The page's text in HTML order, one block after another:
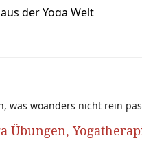
der Yoga Welt
was woanders nicht rein
Übungen,